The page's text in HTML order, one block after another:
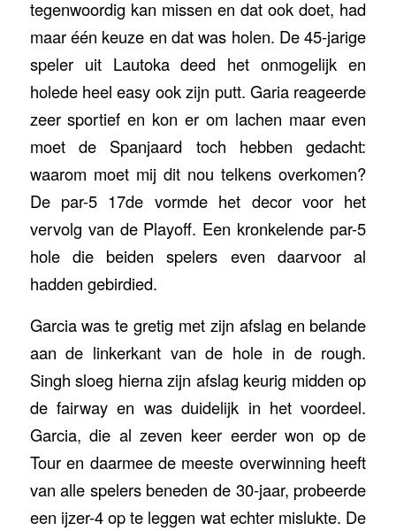
tegenwoordig kan missen en dat ook doet, had
maar één keuze en dat was holen. De 45-jarige
speler uit Lautoka deed het onmogelijk en
holede heel easy ook zijn putt. Garia reageerde
zeer sportief en kon er om lachen maar even
moet de Spanjaard toch hebben gedacht:
waarom moet mij dit nou telkens overkomen?
De par-5 17de vormde het decor voor het
vervolg van de Playoff. Een kronkelende par-5
hole die beiden spelers even daarvoor al
hadden gebirdied.
Garcia was te gretig met zijn afslag en belande
aan de linkerkant van de hole in de rough.
Singh sloeg hierna zijn afslag keurig midden op
de fairway en was duidelijk in het voordeel.
Garcia, die al zeven keer eerder won op de
Tour en daarmee de meeste overwinning heeft
van alle spelers beneden de 30-jaar, probeerde
een ijzer-4 op te leggen wat echter mislukte. De